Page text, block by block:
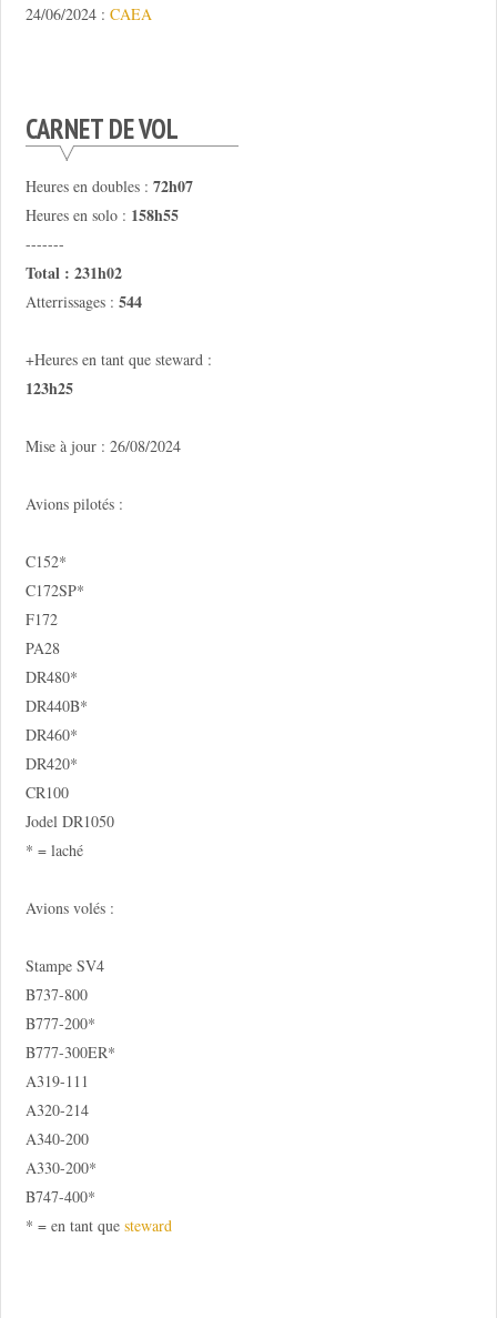
24/06/2024 : CAEA
CARNET DE VOL
Heures en doubles : 72h07
Heures en solo : 158h55
-------
Total : 231h02
Atterrissages : 544
+Heures en tant que steward :
123h25
Mise à jour : 26/08/2024
Avions pilotés :
C152*
C172SP*
F172
PA28
DR480*
DR440B*
DR460*
DR420*
CR100
Jodel DR1050
* = laché
Avions volés :
Stampe SV4
B737-800
B777-200*
B777-300ER*
A319-111
A320-214
A340-200
A330-200*
B747-400*
* = en tant que steward